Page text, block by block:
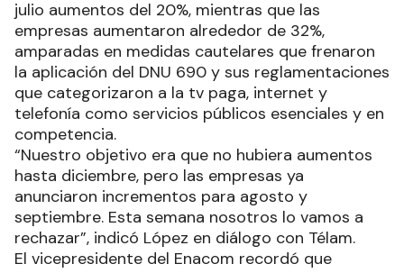
julio aumentos del 20%, mientras que las
empresas aumentaron alrededor de 32%,
amparadas en medidas cautelares que frenaron
la aplicación del DNU 690 y sus reglamentaciones
que categorizaron a la tv paga, internet y
telefonía como servicios públicos esenciales y en
competencia.
“Nuestro objetivo era que no hubiera aumentos
hasta diciembre, pero las empresas ya
anunciaron incrementos para agosto y
septiembre. Esta semana nosotros lo vamos a
rechazar”, indicó López en diálogo con Télam.
El vicepresidente del Enacom recordó que